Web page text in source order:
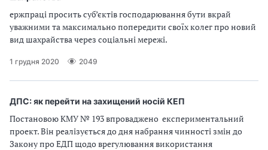
ержпраці просить суб’єктів господарювання бути вкрай
уважними та максимально попередити своїх колег про новий
вид шахрайства через соціальні мережі.
1 грудня 2020 2049
ДПС: як перейти на захищений носій КЕП
Постановою КМУ № 193 впроваджено експериментальний
проект. Він реалізується до дня набрання чинності змін до
Закону про ЕДП щодо врегулювання використання